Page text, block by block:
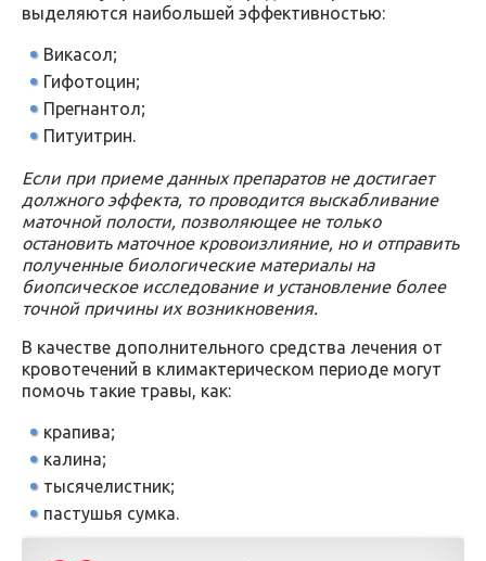
выделяются наибольшей эффективностью:
Викасол;
Гифотоцин;
Прегнантол;
Питуитрин.
Если при приеме данных препаратов не достигает
должного эффекта, то проводится выскабливание
маточной полости, позволяющее не только
остановить маточное кровоизлияние, но и отправить
полученные биологические материалы на
биопсическое исследование и установление более
точной причины их возникновения.
В качестве дополнительного средства лечения от
кровотечений в климактерическом периоде могут
помочь такие травы, как:
крапива;
калина;
тысячелистник;
пастушья сумка.